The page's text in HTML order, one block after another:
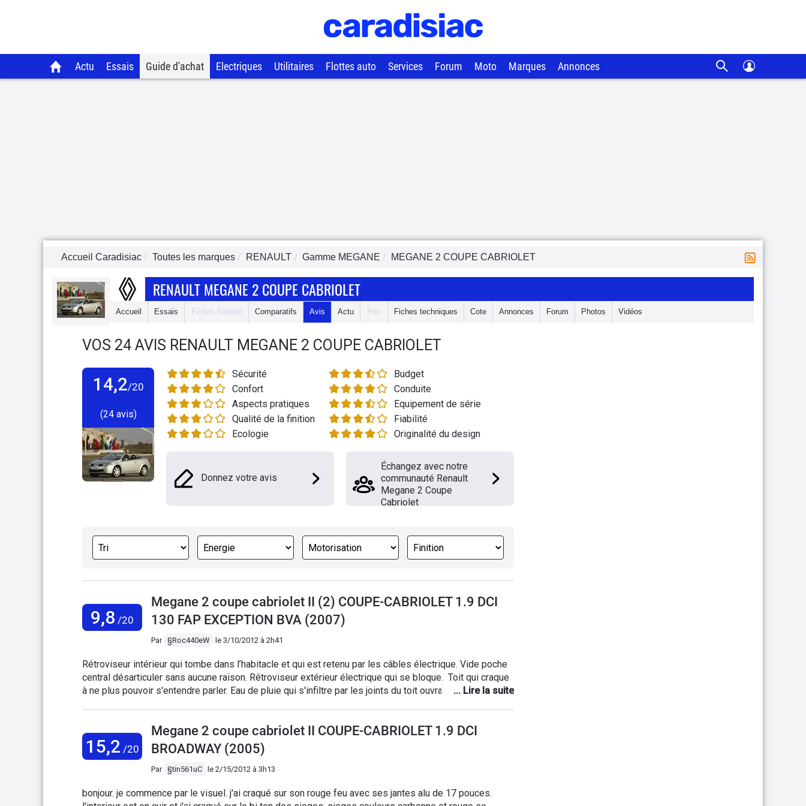
Actu Essais Guide d'achat Electriques Utilitaires Flottes auto Services Forum Moto Marques Annonces
Accueil Caradisiac Toutes les marques RENAULT Gamme MEGANE MEGANE 2 COUPE CABRIOLET
RENAULT MEGANE 2 COUPE CABRIOLET
Accueil Essais Fiches fiabilité Comparatifs Avis Actu Prix Fiches techniques Cote Annonces Forum Photos Vidéos
VOS 24 AVIS RENAULT MEGANE 2 COUPE CABRIOLET
14,2/20
(24 avis)
Sécurité
Budget
Confort
Conduite
Aspects pratiques
Equipement de série
Qualité de la finition
Fiabilité
Ecologie
Originalité du design
Donnez votre avis
Échangez avec notre
communauté Renault
Megane 2 Coupe
Cabriolet
9,8 /20
Megane 2 coupe cabriolet II (2) COUPE-CABRIOLET 1.9 DCI
130 FAP EXCEPTION BVA (2007)
Par §Roc440eW le 3/10/2012 à 2h41
Rétroviseur intérieur qui tombe dans l’habitacle et qui est retenu par les câbles électrique. Vide poche
central désarticuler sans aucune raison. Rétroviseur extérieur électrique qui se bloque. Toit qui craque
à ne plus pouvoir s'entendre parler. Eau de pluie qui s'infiltre par les joints du toit ouvrant. (gare à la
des portière intérieur et extérieur : peinture qui s'écaille et s'enlève
15,2 /20
Megane 2 coupe cabriolet II COUPE-CABRIOLET 1.9 DCI
BROADWAY (2005)
Par §tin561uC le 2/15/2012 à 3h13
bonjour. je commence par le visuel. j'ai craqué sur son rouge feu avec ses jantes alu de 17 pouces.